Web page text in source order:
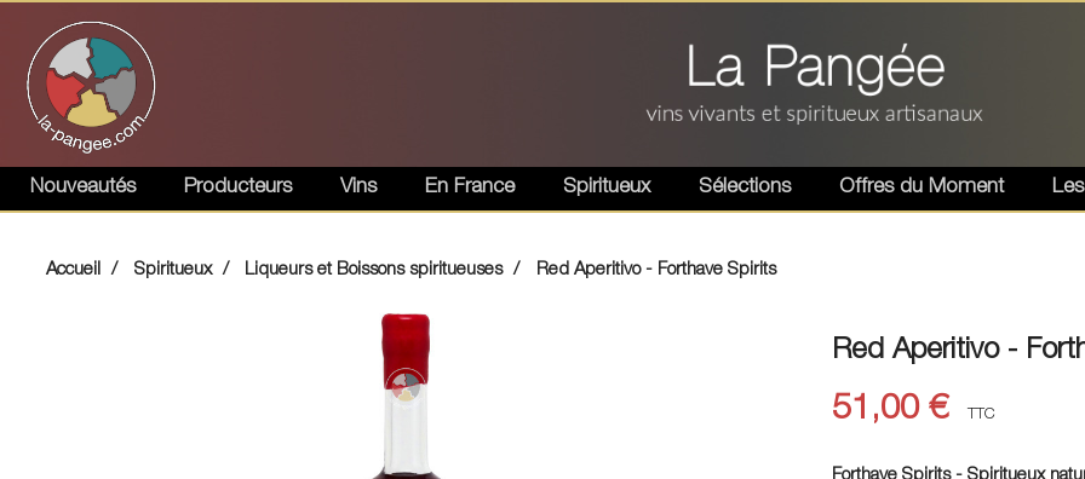
Nouveautés Producteurs Vins En France Spiritueux Sélections Offres du Moment
Accueil Spiritueux Liqueurs et Boissons spiritueuses Red Aperitivo - Forthave Spirits
Red Aperitivo -
51,00 € TTC
Forthave Spirits - Spiritueux